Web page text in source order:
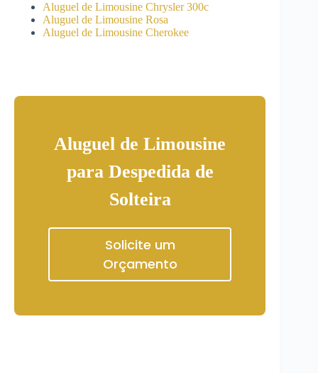
Aluguel de Limousine Chrysler 300c
Aluguel de Limousine Rosa
Aluguel de Limousine Cherokee
Aluguel de Limousine
para Despedida de
Solteira
Solicite um
Orçamento